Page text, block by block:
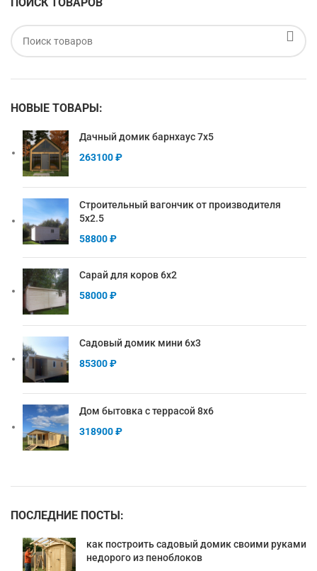
НОВЫЕ ТОВАРЫ:
Дачный домик барнхаус 7х5
263100₽
Строительный вагончик от производителя
5х2.5
58800₽
Сарай для коров 6х2
58000₽
Садовый домик мини 6х3
85300₽
Дом бытовка с террасой 8х6
318900₽
ПОСЛЕДНИЕ ПОСТЫ:
как построить садовый домик своими руками
недорого из пеноблоков